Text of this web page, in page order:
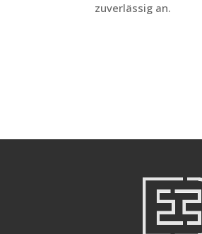
zuverlässig an.